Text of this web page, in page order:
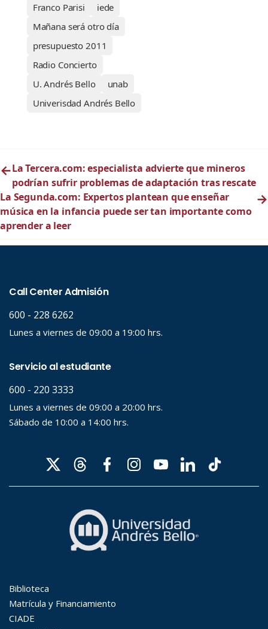
Franco Parisi
iede
Mañana será otro día
presupuesto 2011
Radio Concierto
U. Andrés Bello
unab
Univerisdad Andrés Bello
←La Tercera.com: especialista advierte que mineros
podrían sufrir problemas de adaptación tras rescate
La Segunda.com: Expertos plantean que enseñar
música en la infancia puede ser tan importante como
aprender a leer
→